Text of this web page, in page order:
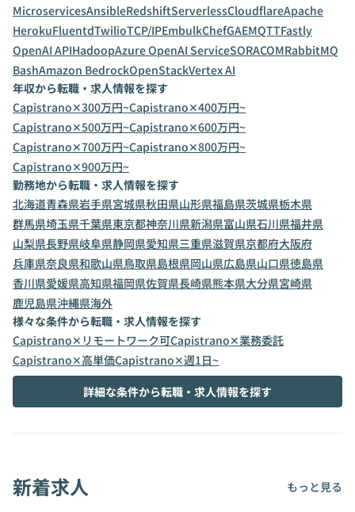
MicroservicesAnsibleRedshiftServerlessCloudflareApache
HerokuFluentdTwilioTCP/IPEmbulkChefGAEMQTTFastly
OpenAI APIHadoopAzure OpenAI ServiceSORACOMRabbitMQ
BashAmazon BedrockOpenStackVertex AI
年収から転職・求人情報を探す
Capistrano✕300万円~Capistrano✕400万円~
Capistrano✕500万円~Capistrano✕600万円~
Capistrano✕700万円~Capistrano✕800万円~
Capistrano✕900万円~
勤務地から転職・求人情報を探す
北海道青森県岩手県宮城県秋田県山形県福島県茨城県栃木県
群馬県埼玉県千葉県東京都神奈川県新潟県富山県石川県福井県
山梨県長野県岐阜県静岡県愛知県三重県滋賀県京都府大阪府
兵庫県奈良県和歌山県鳥取県島根県岡山県広島県山口県徳島県
香川県愛媛県高知県福岡県佐賀県長崎県熊本県大分県宮崎県
鹿児島県沖縄県海外
様々な条件から転職・求人情報を探す
Capistrano✕リモートワーク可Capistrano✕業務委託
Capistrano✕高単価Capistrano✕週1日~
詳細な条件から転職・求人情報を探す
新着求人 もっと見る